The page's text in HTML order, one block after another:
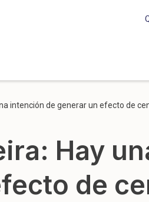
intención de generar un efecto de
Hay
de